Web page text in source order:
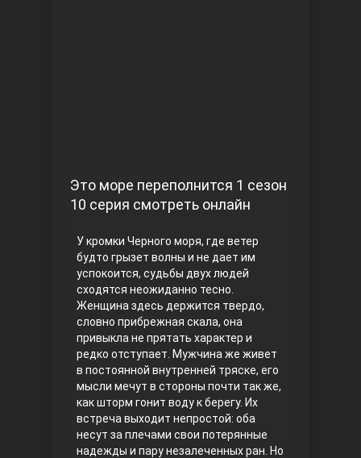
Правосyдие
Любовь напрокат
Это море переполнится 1 сезон
10 серия смотреть онлайн
У кромки Черного моря, где ветер
будто грызет волны и не дает им
успокоится, судьбы двух людей
сходятся неожиданно тесно.
Женщина здесь держится твердо,
словно прибрежная скала, она
привыкла не прятать характер и
редко отступает. Мужчина же живет
в постоянной внутренней тряске, его
мысли мечут в стороны почти так же,
как шторм гонит воду к берегу. Их
встреча выходит непростой: оба
несут за плечами свои потерянные
надежды и пару незалеченных ран. Но